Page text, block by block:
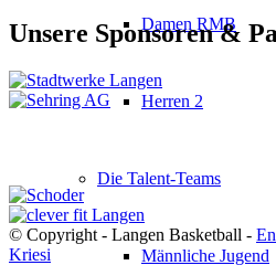
Damen RMB
Herren 2
Die Talent-Teams
Männliche Jugend
Unsere Sponsoren &
© Copyright - Langen Basketball -
Kriesi